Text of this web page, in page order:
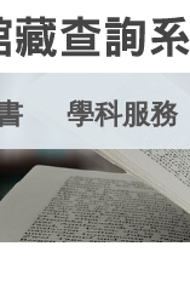
學科服務